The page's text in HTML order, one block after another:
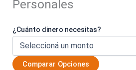
Personales
¿Cuánto dinero necesitas?
Comparar Opciones